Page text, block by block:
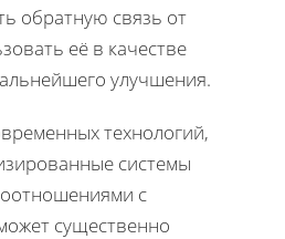
обратную связь от
её в качестве
улучшения.
технологий,
системы
с
существенно